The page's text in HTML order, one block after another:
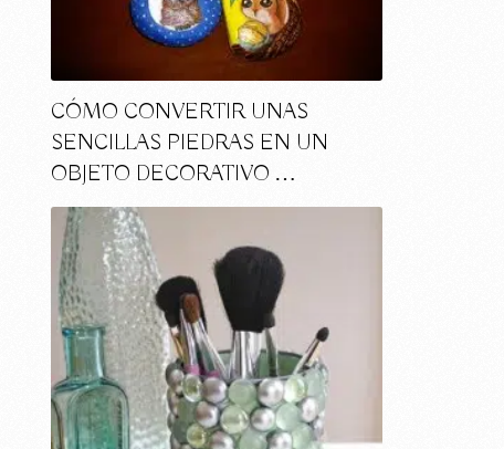
CÓMO CONVERTIR UNAS
SENCILLAS PIEDRAS EN UN
OBJETO DECORATIVO …